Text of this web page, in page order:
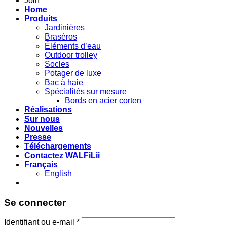
Home
Produits
Jardinières
Braséros
Éléments d’eau
Outdoor trolley
Socles
Potager de luxe
Bac à haie
Spécialités sur mesure
Bords en acier corten
Réalisations
Sur nous
Nouvelles
Presse
Téléchargements
Contactez WALFiLii
Français
English
Se connecter
Identifiant ou e-mail *